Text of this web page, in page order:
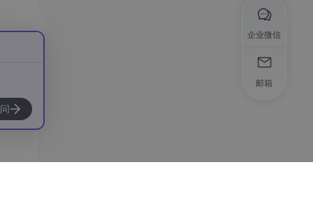
企业微信
邮箱